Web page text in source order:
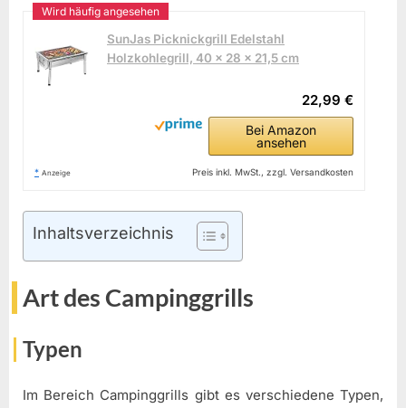
SunJas Picknickgrill Edelstahl
Holzkohlegrill, 40 x 28 x 21,5 cm
22,99 €
Bei Amazon
ansehen
* Anzeige Preis inkl. MwSt., zzgl. Versandkosten
Inhaltsverzeichnis
Art des Campinggrills
Typen
Im Bereich Campinggrills gibt es verschiedene Typen,